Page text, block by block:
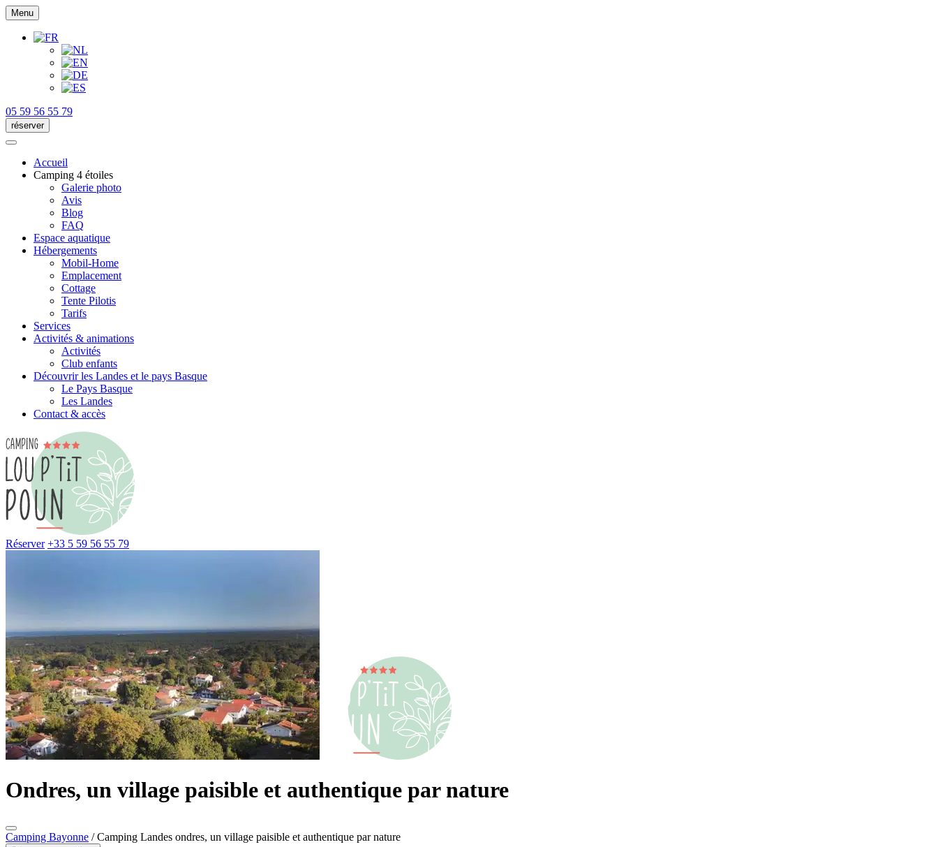
Menu
05 59 56 55 79
réserver
Accueil
Camping 4 étoiles
Galerie photo
Avis
Blog
FAQ
Espace aquatique
Hébergements
Mobil-Home
Emplacement
Cottage
Tente Pilotis
Tarifs
Services
Activités & animations
Activités
Club enfants
Découvrir les Landes et le pays Basque
Le Pays Basque
Les Landes
Contact & accès
Réserver +33 5 59 56 55 79
Ondres, un village paisible et authentique par nature
Camping Bayonne /Camping Landes ondres, un village paisible et authentique par nature